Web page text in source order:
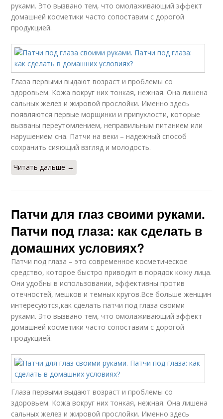
руками. Это вызвано тем, что омолаживающий эффект
домашней косметики часто сопоставим с дорогой
продукцией.
Глаза первыми выдают возраст и проблемы со
здоровьем. Кожа вокруг них тонкая, нежная. Она лишена
сальных желез и жировой прослойки. Именно здесь
появляются первые морщинки и припухлости, которые
вызваны переутомлением, неправильным питанием или
нарушением сна. Патчи на веки – надежный способ
сохранить сияющий взгляд и молодость.
Читать дальше →
Патчи для глаз своими руками.
Патчи под глаза: как сделать в
домашних условиях?
Патчи под глаза – это современное косметическое
средство, которое быстро приводит в порядок кожу лица.
Они удобны в использовании, эффективны против
отечностей, мешков и темных кругов.Все больше женщин
интересуются,как сделать патчи под глаза своими
руками. Это вызвано тем, что омолаживающий эффект
домашней косметики часто сопоставим с дорогой
продукцией.
Глаза первыми выдают возраст и проблемы со
здоровьем. Кожа вокруг них тонкая, нежная. Она лишена
сальных желез и жировой прослойки. Именно здесь